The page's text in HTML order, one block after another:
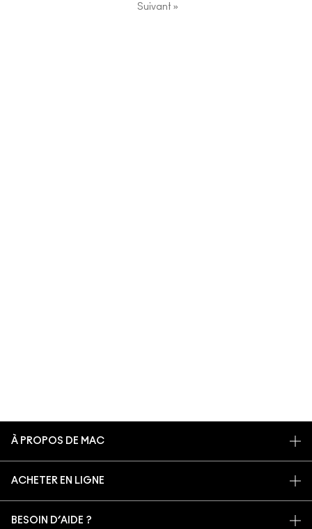
Suivant »
À PROPOS DE MAC
NOS MAQUILLEURS
ACHETER EN LIGNE
S’ABONNER AUX E-MAILS
BESOIN D’AIDE ?